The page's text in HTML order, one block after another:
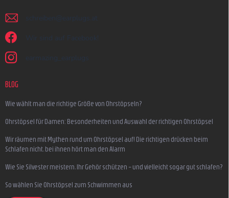
schreiben @ earplugs.at
Wir sind auf Facebook!
earmazing_earplugs
BLOG
Wie wählt man die richtige Größe von Ohrstöpseln?
Ohrstöpsel für Damen: Besonderheiten und Auswahl der richtigen Ohrstöpsel
Wir räumen mit Mythen rund um Ohrstöpsel auf! Die richtigen drücken beim
Schlafen nicht, bei ihnen hört man den Alarm
Wie Sie Silvester meistern, Ihr Gehör schützen – und vielleicht sogar gut schlafen?
So wählen Sie Ohrstöpsel zum Schwimmen aus